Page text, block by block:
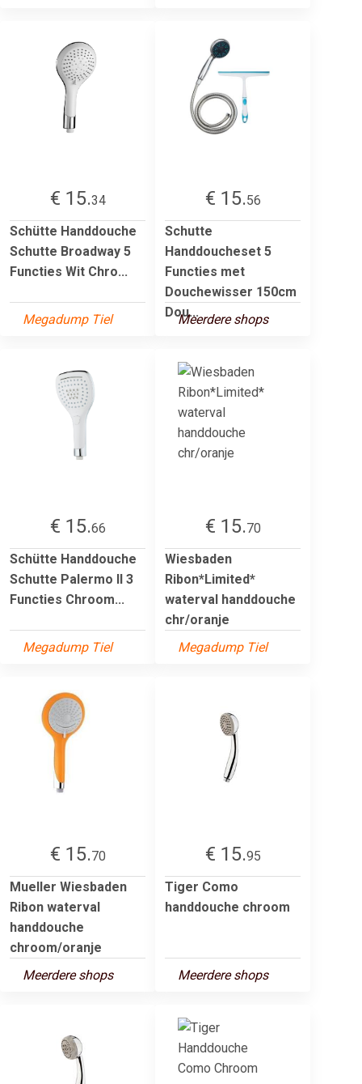
€ 15.34
Schütte Handdouche
Schutte Broadway 5
Functies Wit Chro...
Megadump Tiel
€ 15.56
Schutte
Handdoucheset 5
Functies met
Douchewisser 150cm
Dou...
Meerdere shops
€ 15.66
Schütte Handdouche
Schutte Palermo II 3
Functies Chroom...
Megadump Tiel
€ 15.70
Wiesbaden
Ribon*Limited*
waterval handdouche
chr/oranje
Megadump Tiel
€ 15.70
Mueller Wiesbaden
Ribon waterval
handdouche
chroom/oranje
Meerdere shops
€ 15.95
Tiger Como
handdouche chroom
Meerdere shops